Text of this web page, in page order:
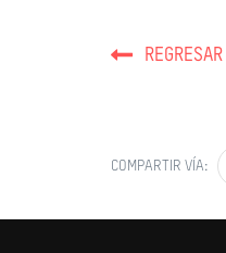
REGRESAR
COMPARTIR VÍA: